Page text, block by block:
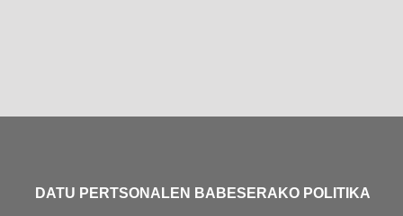
DATU PERTSONALEN BABESERAKO POLITIKA